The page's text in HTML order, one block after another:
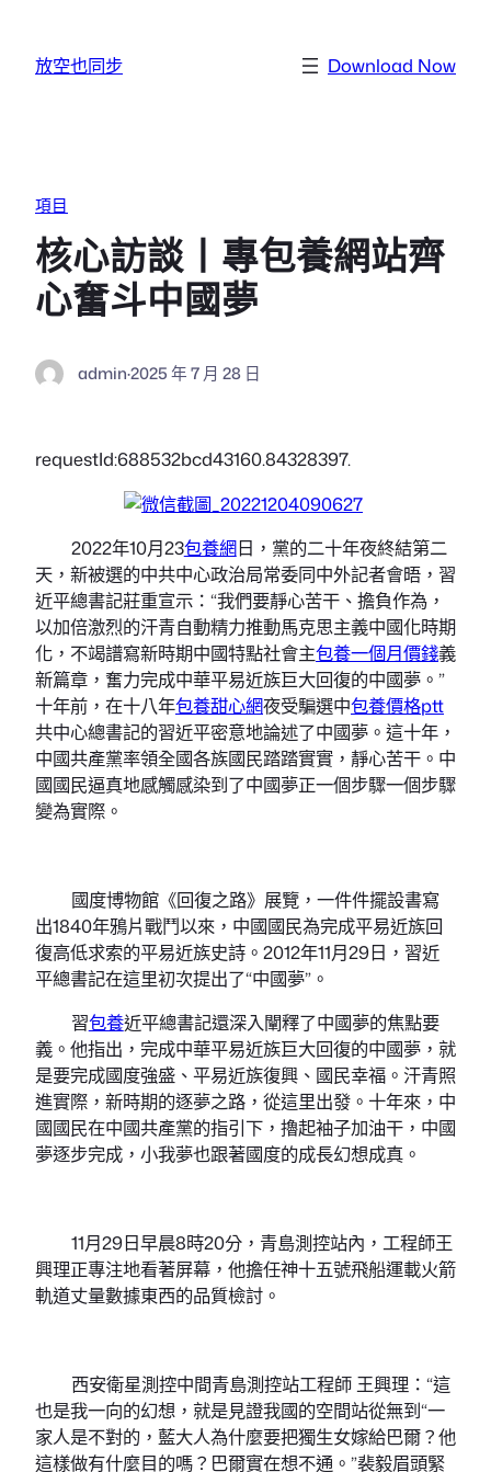
放空也同步 Download Now
項目
核心訪談丨專包養網站齊
心奮斗中國夢
admin·2025 年 7 月 28 日
requestId:688532bcd43160.84328397.
2022年10月23包養網日，黨的二十年夜終結第二
天，新被選的中共中心政治局常委同中外記者會晤，習
近平總書記莊重宣示：“我們要靜心苦干、擔負作為，
以加倍激烈的汗青自動精力推動馬克思主義中國化時期
化，不竭譜寫新時期中國特點社會主包養一個月價錢義
新篇章，奮力完成中華平易近族巨大回復的中國夢。”
十年前，在十八年包養甜心網夜受騙選中包養價格ptt
共中心總書記的習近平密意地論述了中國夢。這十年，
中國共產黨率領全國各族國民踏踏實實，靜心苦干。中
國國民逼真地感觸感染到了中國夢正一個步驟一個步驟
變為實際。
國度博物館《回復之路》展覽，一件件擺設書寫
出1840年鴉片戰鬥以來，中國國民為完成平易近族回
復高低求索的平易近族史詩。2012年11月29日，習近
平總書記在這里初次提出了“中國夢”。
習包養近平總書記還深入闡釋了中國夢的焦點要
義。他指出，完成中華平易近族巨大回復的中國夢，就
是要完成國度強盛、平易近族復興、國民幸福。汗青照
進實際，新時期的逐夢之路，從這里出發。十年來，中
國國民在中國共產黨的指引下，擼起袖子加油干，中國
夢逐步完成，小我夢也跟著國度的成長幻想成真。
11月29日早晨8時20分，青島測控站內，工程師王
興理正專注地看著屏幕，他擔任神十五號飛船運載火箭
軌道丈量數據東西的品質檢討。
西安衛星測控中間青島測控站工程師 王興理：“這
也是我一向的幻想，就是見證我國的空間站從無到“一
家人是不對的，藍大人為什麼要把獨生女嫁給巴爾？他
這樣做有什麼目的嗎？巴爾實在想不通。”裴毅眉頭緊